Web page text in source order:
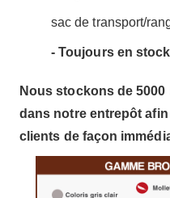
sac de transport/
- Toujours en stock
Nous stockons de
dans notre entrepôt
clients de façon